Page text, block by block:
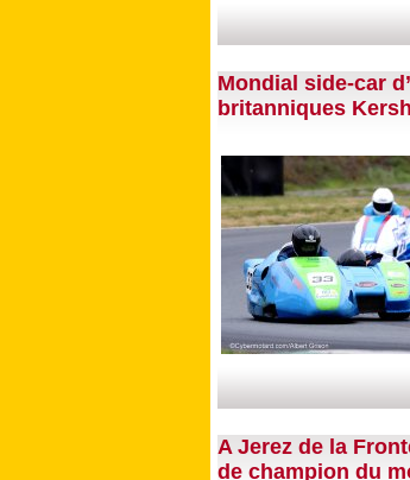
Mondial side-car
britanniques
A Jerez de la
de champion du